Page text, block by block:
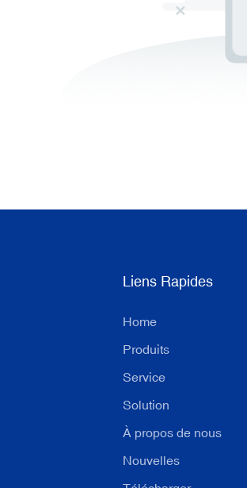
Liens Rapides
Home
Produits
Service
Solution
À propos de nous
Nouvelles